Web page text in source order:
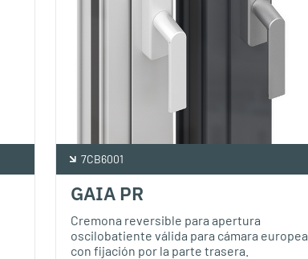
7CB6001
GAIA PR
Cremona reversible para apertura
oscilobatiente válida para cámara europea
con fijación por la parte trasera.